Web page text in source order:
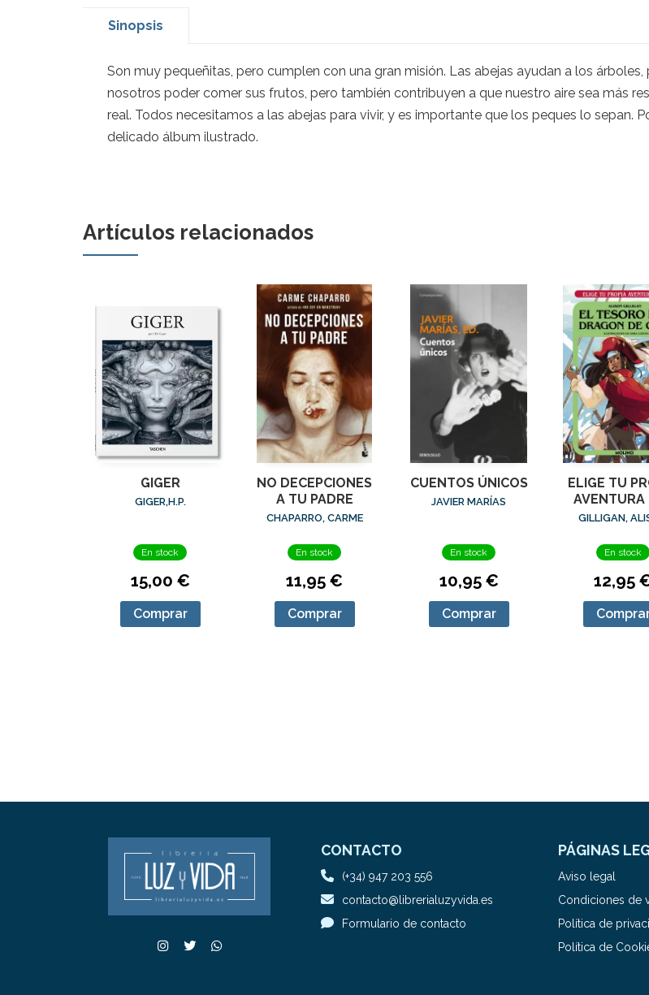
Sinopsis
Son muy pequeñitas, pero cumplen con una gran misión. Las abejas ayudan a los
nosotros poder comer sus frutos, pero también contribuyen a que nuestro aire sea más
real. Todos necesitamos a las abejas para vivir, y es importante que los peques lo sepan.
delicado álbum ilustrado.
Artículos relacionados
GIGER
GIGER,H.P.
En stock
15,00 €
Comprar
NO DECEPCIONES
A TU PADRE
CHAPARRO, CARME
En stock
11,95 €
Comprar
CUENTOS ÚNICOS
JAVIER MARÍAS
En stock
10,95 €
Comprar
ELIGE TU
AVENTURA
TESORO
GILLIGAN,
En stock
12,95
CONTACTO
(+34) 947 203 556
contacto@librerialuzyvida.es
Formulario de contacto
PÁGINAS
Aviso legal
Condiciones de
Política de
Política de